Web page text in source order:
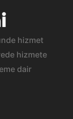
hizmet
hizmete
dair